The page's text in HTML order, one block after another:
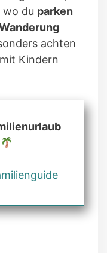
wo du parken
achten
Kindern